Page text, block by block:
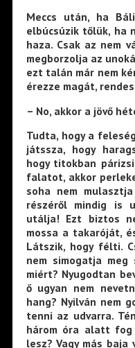
Meccs után, ha
elbúcsúzik tőlük, ha
haza. Csak az nem
megborzolja az
ezt talán már nem
érezze magát,
– No, akkor a jövő
Tudta, hogy a
játssza, hogy
hogy titokban
falatot, akkor
soha nem
részéről mindig is
utálja! Ezt biztos
mossa a takaróját,
Látszik, hogy félti.
nem simogatja
miért? Nyugodtan
ő ugyan nem
hang? Nyilván nem
tenni az udvarra.
három óra alatt fog
lesz? Vagy más